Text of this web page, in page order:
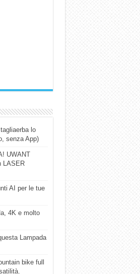
lo
senza App)
UWANT
LASER
AI per le tue
4K e molto
Lampada
bike full